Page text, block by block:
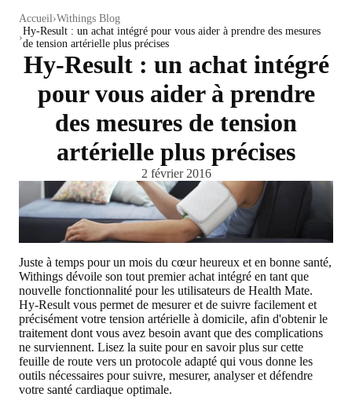
Accueil Withings Blog
Hy-Result : un achat intégré pour vous aider à prendre des mesures
de tension artérielle plus précises
Hy-Result : un achat intégré
pour vous aider à prendre
des mesures de tension
artérielle plus précises
2 février 2016
Juste à temps pour un mois du cœur heureux et en bonne santé,
Withings dévoile son tout premier achat intégré en tant que
nouvelle fonctionnalité pour les utilisateurs de Health Mate.
Hy-Result vous permet de mesurer et de suivre facilement et
précisément votre tension artérielle à domicile, afin d'obtenir le
traitement dont vous avez besoin avant que des complications
ne surviennent. Lisez la suite pour en savoir plus sur cette
feuille de route vers un protocole adapté qui vous donne les
outils nécessaires pour suivre, mesurer, analyser et défendre
votre santé cardiaque optimale.